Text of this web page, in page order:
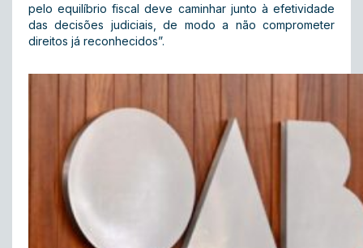
pelo equilíbrio fiscal deve caminhar junto à efetividade
das decisões judiciais, de modo a não comprometer
direitos já reconhecidos”.